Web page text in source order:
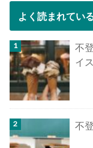
よく読まれてい
不
イ
不